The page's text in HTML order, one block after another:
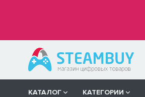
КАТАЛОГ КАТЕГОРИИ